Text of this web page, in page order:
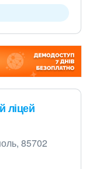
ліцей
85702